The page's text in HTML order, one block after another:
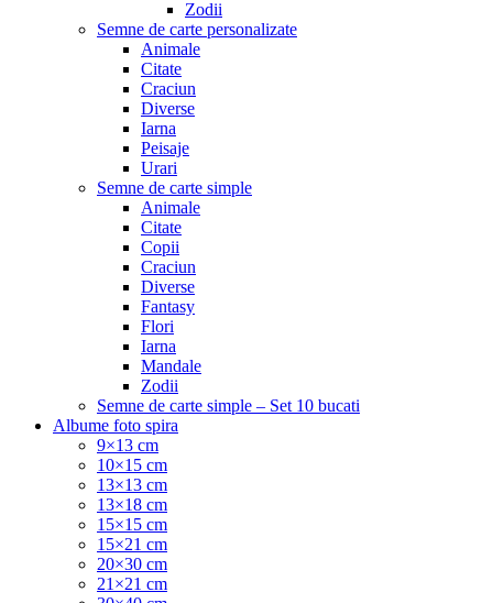
Zodii
Semne de carte personalizate
Animale
Citate
Craciun
Diverse
Iarna
Peisaje
Urari
Semne de carte simple
Animale
Citate
Copii
Craciun
Diverse
Fantasy
Flori
Iarna
Mandale
Zodii
Semne de carte simple – Set 10 bucati
Albume foto spira
9×13 cm
10×15 cm
13×13 cm
13×18 cm
15×15 cm
15×21 cm
20×30 cm
21×21 cm